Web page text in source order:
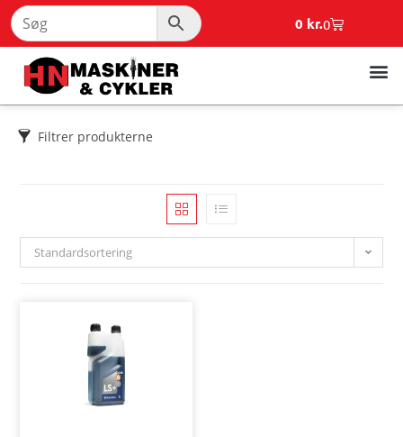
0 kr.0
Filtrer produkterne
Standardsortering